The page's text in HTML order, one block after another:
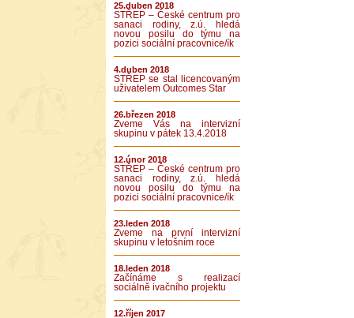
25.duben 2018
STŘEP – České centrum pro
sanaci rodiny, z.ú. hledá
novou posilu do týmu na
pozici sociální pracovnice/ík
4.duben 2018
STŘEP se stal licencovaným
uživatelem Outcomes Star
26.březen 2018
Zveme Vás na intervizní
skupinu v pátek 13.4.2018
12.únor 2018
STŘEP – České centrum pro
sanaci rodiny, z.ú. hledá
novou posilu do týmu na
pozici sociální pracovnice/ík
23.leden 2018
Zveme na první intervizní
skupinu v letošním roce
18.leden 2018
Začínáme s realizací
sociálně ivačního projektu
12.říjen 2017